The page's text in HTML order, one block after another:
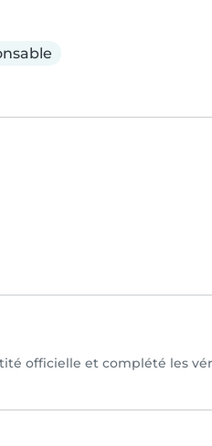
officielle et complété les